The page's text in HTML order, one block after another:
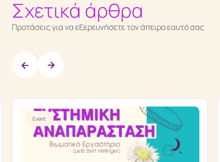
Σχετικά άρθρα
Προτάσεις για να εξερευνήσετε τον άπειρο εαυτό σας
Event